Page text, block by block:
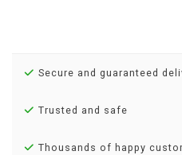
Secure and guaranteed
Trusted and safe
Thousands of happy